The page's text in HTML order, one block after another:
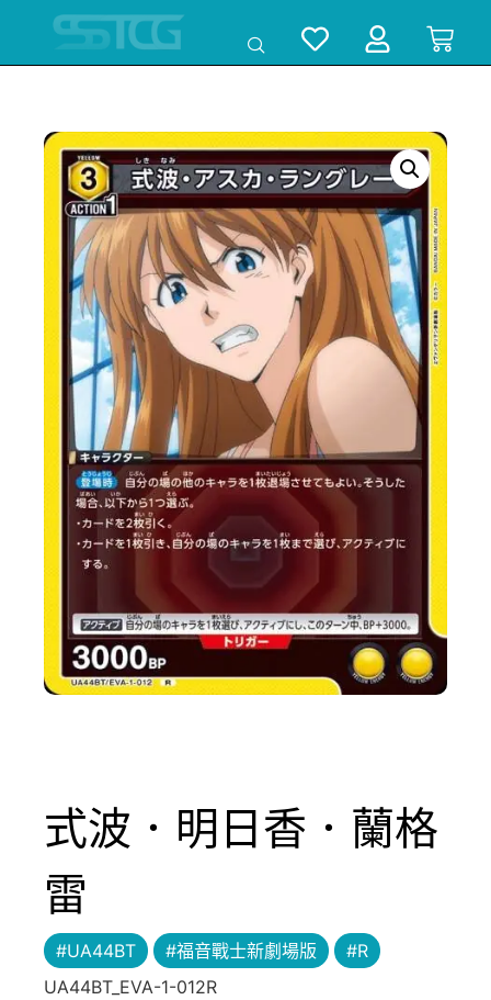
式波．明日香．蘭格
雷
#UA44BT #福音戰士新劇場版
#R
UA44BT_EVA-1-012R